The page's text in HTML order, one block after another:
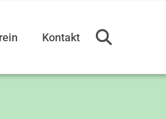
Kontakt